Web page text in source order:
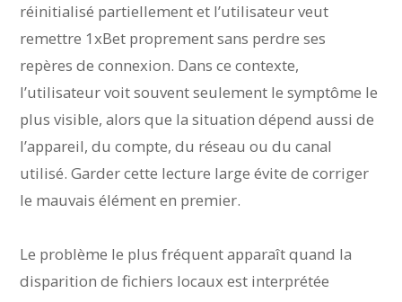
réinitialisé partiellement et l’utilisateur veut
remettre 1xBet proprement sans perdre ses
repères de connexion. Dans ce contexte,
l’utilisateur voit souvent seulement le symptôme le
plus visible, alors que la situation dépend aussi de
l’appareil, du compte, du réseau ou du canal
utilisé. Garder cette lecture large évite de corriger
le mauvais élément en premier.
Le problème le plus fréquent apparaît quand la
disparition de fichiers locaux est interprétée